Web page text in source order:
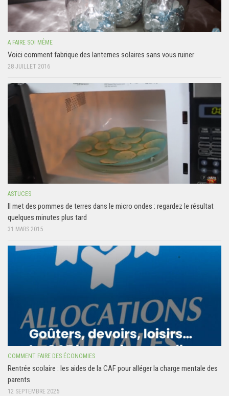
A FAIRE SOI MÊME
Voici comment fabrique des lanternes solaires sans vous ruiner
28 JUILLET 2016
ASTUCES
Il met des pommes de terres dans le micro ondes : regardez le résultat
quelques minutes plus tard
31 MARS 2015
COMMENT FAIRE DES ÉCONOMIES
Rentrée scolaire : les aides de la CAF pour alléger la charge mentale des
parents
12 SEPTEMBRE 2025